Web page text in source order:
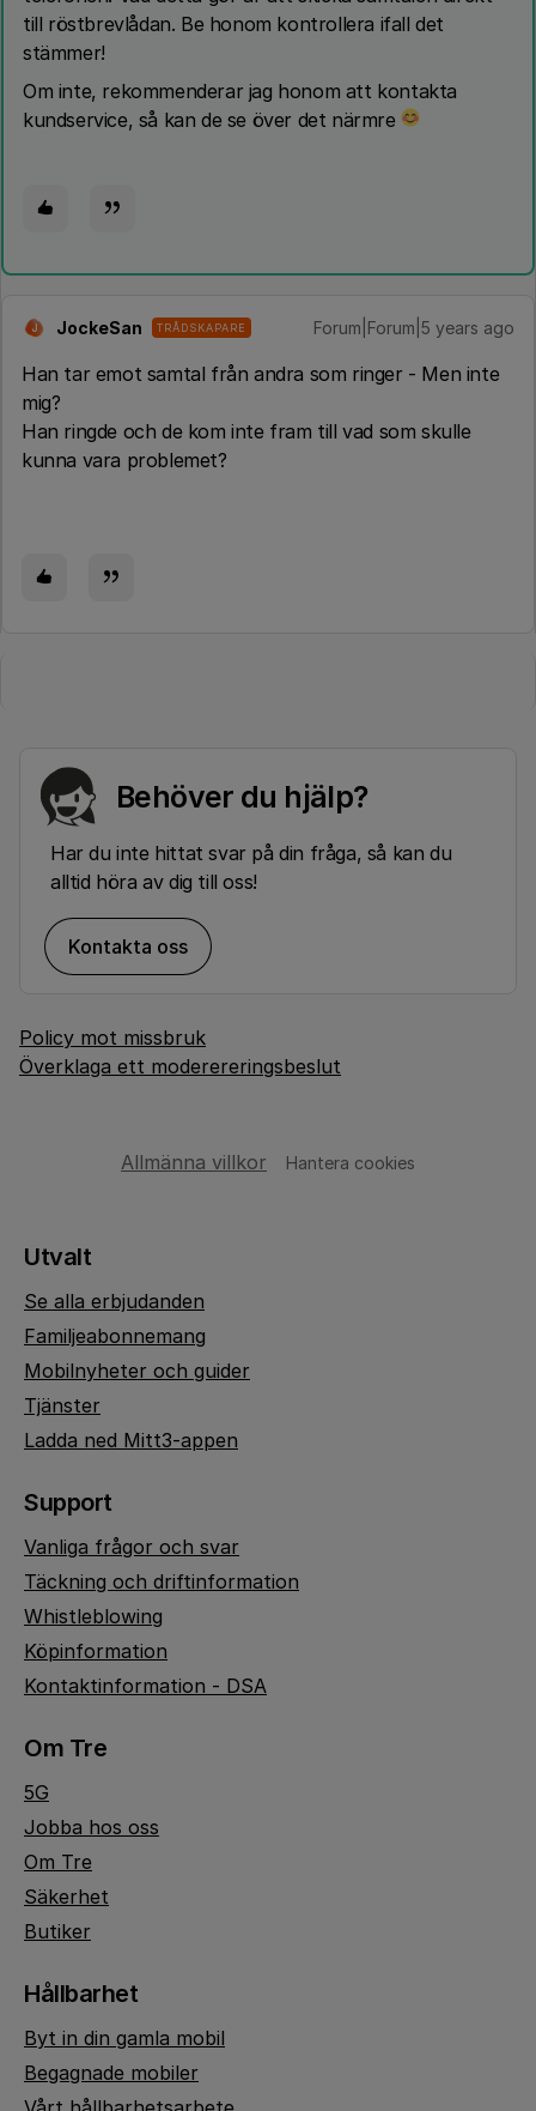
till röstbrevlådan. Be honom kontrollera ifall det
stämmer!
Om inte, rekommenderar jag honom att kontakta
kundservice, så kan de se över det närmre
J JockeSan TRÅDSKAPARE Forum|Forum|5 years ago
Han tar emot samtal från andra som ringer - Men inte
mig?
Han ringde och de kom inte fram till vad som skulle
kunna vara problemet?
Behöver du hjälp?
Har du inte hittat svar på din fråga, så kan du
alltid höra av dig till oss!
Kontakta oss
Policy mot missbruk
Överklaga ett moderereringsbeslut
Allmänna villkor Hantera cookies
Utvalt
Se alla erbjudanden
Familjeabonnemang
Mobilnyheter och guider
Tjänster
Ladda ned Mitt3-appen
Support
Vanliga frågor och svar
Täckning och driftinformation
Whistleblowing
Köpinformation
Kontaktinformation - DSA
Om Tre
5G
Jobba hos oss
Om Tre
Säkerhet
Butiker
Hållbarhet
Byt in din gamla mobil
Begagnade mobiler